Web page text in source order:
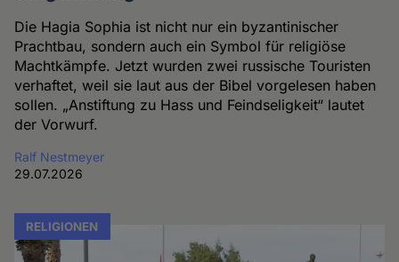
Die Hagia Sophia ist nicht nur ein byzantinischer
Prachtbau, sondern auch ein Symbol für religiöse
Machtkämpfe. Jetzt wurden zwei russische Touristen
verhaftet, weil sie laut aus der Bibel vorgelesen haben
sollen. „Anstiftung zu Hass und Feindseligkeit“ lautet
der Vorwurf.
Ralf Nestmeyer
29.07.2026
RELIGIONEN